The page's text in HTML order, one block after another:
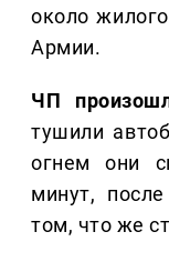
около
Армии.
ЧП
тушили
огнем они
минут,
том, что же